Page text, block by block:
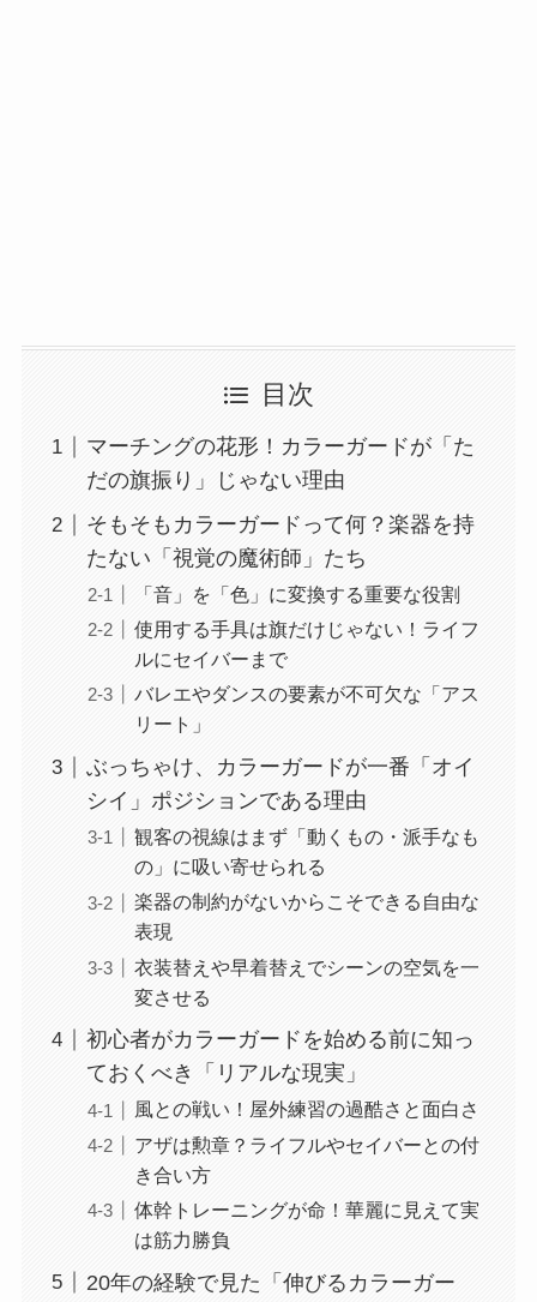
目次
マーチングの花形！カラーガードが「た
だの旗振り」じゃない理由
そもそもカラーガードって何？楽器を持
たない「視覚の魔術師」たち
「音」を「色」に変換する重要な役割
使用する手具は旗だけじゃない！ライフ
ルにセイバーまで
バレエやダンスの要素が不可欠な「アス
リート」
ぶっちゃけ、カラーガードが一番「オイ
シイ」ポジションである理由
観客の視線はまず「動くもの・派手なも
の」に吸い寄せられる
楽器の制約がないからこそできる自由な
表現
衣装替えや早着替えでシーンの空気を一
変させる
初心者がカラーガードを始める前に知っ
ておくべき「リアルな現実」
風との戦い！屋外練習の過酷さと面白さ
アザは勲章？ライフルやセイバーとの付
き合い方
体幹トレーニングが命！華麗に見えて実
は筋力勝負
20年の経験で見た「伸びるカラーガー